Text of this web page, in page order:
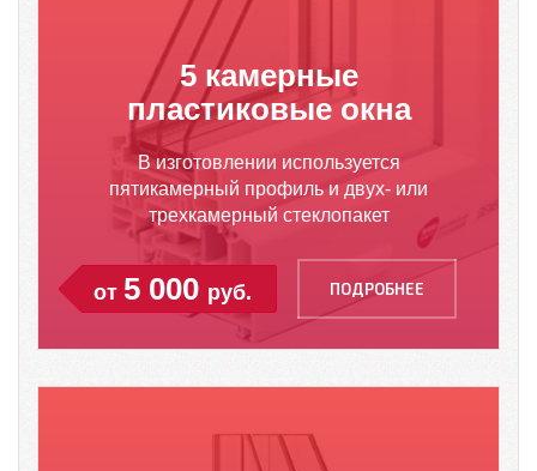
5 камерные
пластиковые окна
В изготовлении используется
пятикамерный профиль и двух- или
трехкамерный стеклопакет
от 5 000 руб. ПОДРОБНЕЕ